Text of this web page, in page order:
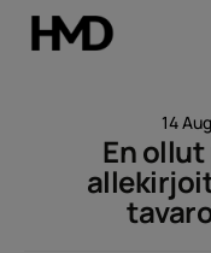
14
En